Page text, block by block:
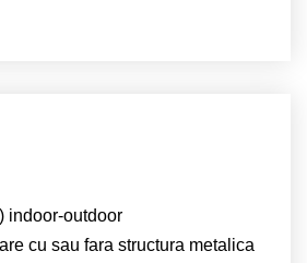
indoor-outdoor
cu sau fara structura metalica